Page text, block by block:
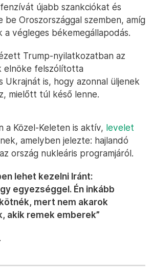
újabb szankciókat és
Oroszországgal szemben, amíg
a végleges békemegállapodás.
Trump-nyilatkozatban az
elnöke felszólította
Ukrajnát is, hogy azonnal üljenek
mielőtt túl késő lenne.
a Közel-Keleten is aktív, levelet
amelyben jelezte: hajlandó
ország nukleáris programjáról.
lehet kezelni Iránt:
egyezséggel. Én inkább
mert nem akarok
akik remek emberek”